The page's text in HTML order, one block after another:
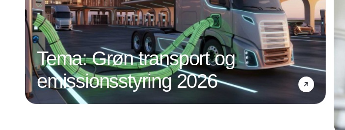
Tema: Grøn transport og
emissionsstyring 2026